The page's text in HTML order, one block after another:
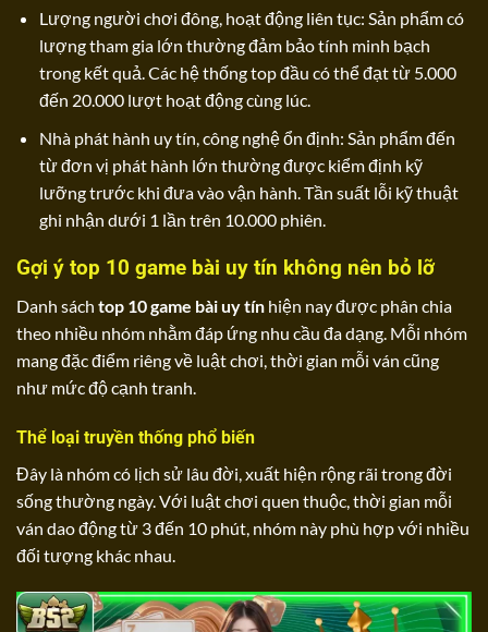
Lượng người chơi đông, hoạt động liên tục: Sản phẩm có
lượng tham gia lớn thường đảm bảo tính minh bạch
trong kết quả. Các hệ thống top đầu có thể đạt từ 5.000
đến 20.000 lượt hoạt động cùng lúc.
Nhà phát hành uy tín, công nghệ ổn định: Sản phẩm đến
từ đơn vị phát hành lớn thường được kiểm định kỹ
lưỡng trước khi đưa vào vận hành. Tần suất lỗi kỹ thuật
ghi nhận dưới 1 lần trên 10.000 phiên.
Gợi ý top 10 game bài uy tín không nên bỏ lỡ
Danh sách top 10 game bài uy tín hiện nay được phân chia
theo nhiều nhóm nhằm đáp ứng nhu cầu đa dạng. Mỗi nhóm
mang đặc điểm riêng về luật chơi, thời gian mỗi ván cũng
như mức độ cạnh tranh.
Thể loại truyền thống phổ biến
Đây là nhóm có lịch sử lâu đời, xuất hiện rộng rãi trong đời
sống thường ngày. Với luật chơi quen thuộc, thời gian mỗi
ván dao động từ 3 đến 10 phút, nhóm này phù hợp với nhiều
đối tượng khác nhau.